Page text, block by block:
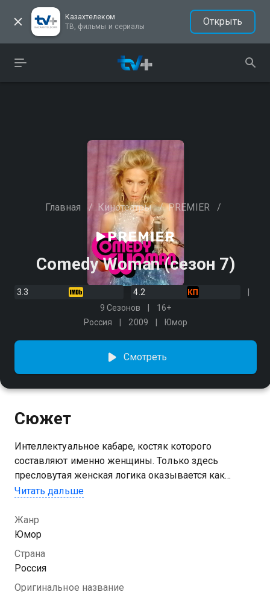
Казахтелеком
ТВ, фильмы и сериалы
Открыть
Главная / Кинотеатры / PREMIER /
Comedy Woman (сезон 7)
3.3
4.2
9 Сезонов
16+
Россия
2009 Юмор
Смотреть
Сюжет
Интеллектуальное кабаре, костяк которого
составляют именно женщины. Только здесь
пресловутая женская логика оказывается как
нельзя кстати. Участницы шоу сексуальны, умны и
выдающимся чувством юмора и не менее
выдающимися формами не позволят заскучать
даже самому закоренелому снобу и накажут
смехом даже законченного шовиниста.
Читать дальше
Жанр
Юмор
Страна
Россия
Оригинальное название